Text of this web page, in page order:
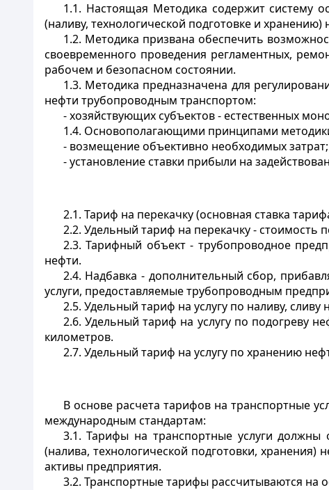
1.1. Настоящая Методика содержит систему
(наливу, технологической подготовке и
1.2. Методика призвана обеспечить
своевременного проведения регламентных,
рабочем и безопасном состоянии.
1.3. Методика предназначена для
нефти трубопроводным транспортом:
- хозяйствующих субъектов - естественных
1.4. Основополагающими принципами
- возмещение объективно необходимых затрат;
- установление ставки прибыли на
2.1. Тариф на перекачку (основная ставка
2.2. Удельный тариф на перекачку- стоимость
2.3.Тарифный объект- трубопроводное
нефти.
2.4. Надбавка - дополнительный сбор,
услуги, предоставляемые трубопроводным
2.5. Удельный тариф на услугу по наливу, сливу
2.6. Удельный тариф на услугу по подогреву
километров.
2.7. Удельный тариф на услугу по хранению
В основе расчета тарифов на транспортные
международным стандартам:
3.1. Тарифы на транспортные услуги
(налива, технологической подготовки,
активы предприятия.
3.2. Транспортные тарифы рассчитываются на